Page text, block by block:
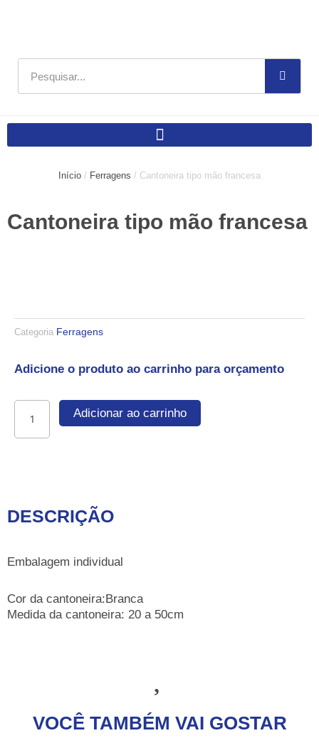
Pesquisar
Início / Ferragens / Cantoneira tipo mão francesa
Cantoneira tipo mão francesa
Categoria Ferragens
Adicione o produto ao carrinho para orçamento
mão
Adicionar ao carrinho
DESCRIÇÃO
Embalagem individual
Cor da cantoneira:Branca
Medida da cantoneira: 20 a 50cm
VOCÊ TAMBÉM VAI GOSTAR